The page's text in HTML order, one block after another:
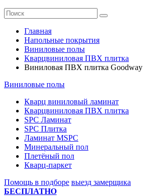
Главная
Напольные покрытия
Виниловые полы
Кварцвиниловая ПВХ плитка
Виниловая ПВХ плитка Goodway
Виниловые полы
Кварц виниловый ламинат
Кварцвиниловая ПВХ плитка
SPC Ламинат
SPC Плитка
Ламинат MSPC
Минеральный пол
Плетёный пол
Кварц-паркет
Помощь в подборе выезд замерщика
БЕСПЛАТНО